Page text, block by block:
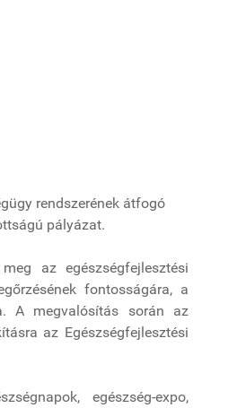
rendszerének átfogó
pályázat.
az egészségfejlesztési
fontosságára, a
A megvalósítás során az
az Egészségfejlesztési
egészség-expo,